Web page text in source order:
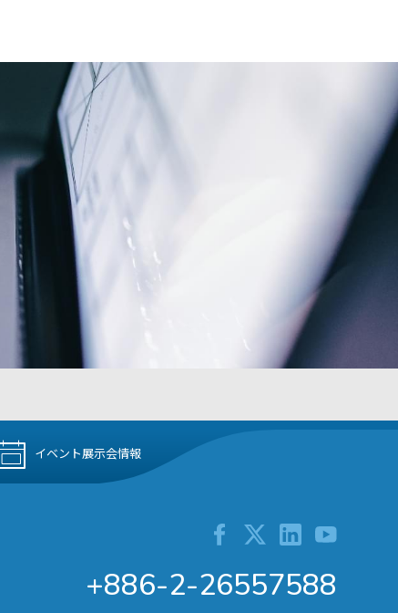
イベント展示会情報
+886-2-26557588